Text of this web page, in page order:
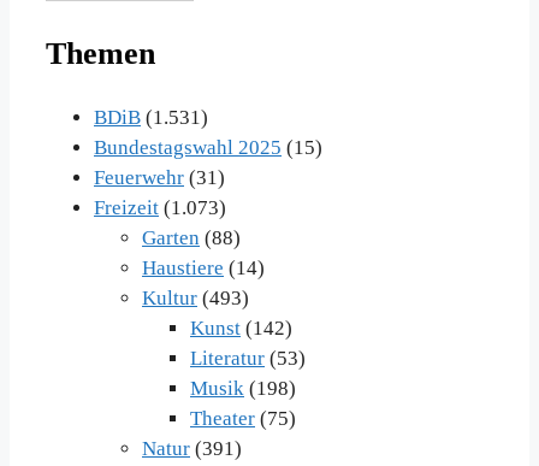
im
Themen
BDiB (1.531)
Bundestagswahl 2025 (15)
Feuerwehr (31)
Freizeit (1.073)
Garten (88)
Haustiere (14)
Kultur (493)
Kunst (142)
Literatur (53)
Musik (198)
Theater (75)
Natur (391)